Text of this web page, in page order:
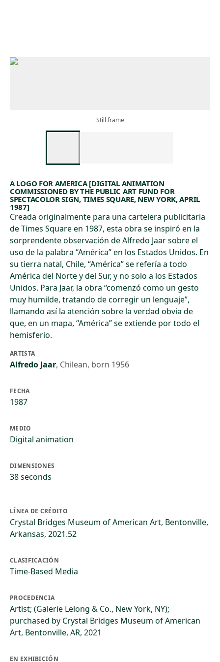
Still frame
A LOGO FOR AMERICA [DIGITAL ANIMATION
COMMISSIONED BY THE PUBLIC ART FUND FOR
SPECTACOLOR SIGN, TIMES SQUARE, NEW YORK, APRIL
1987]
Creada originalmente para una cartelera publicitaria
de Times Square en 1987, esta obra se inspiró en la
sorprendente observación de Alfredo Jaar sobre el
uso de la palabra “América” en los Estados Unidos. En
su tierra natal, Chile, “América” se refería a todo
América del Norte y del Sur, y no solo a los Estados
Unidos. Para Jaar, la obra “comenzó como un gesto
muy humilde, tratando de corregir un lenguaje”,
llamando así la atención sobre la verdad obvia de
que, en un mapa, “América” se extiende por todo el
hemisferio.
ARTISTA
Alfredo Jaar, Chilean, born 1956
FECHA
1987
MEDIO
Digital animation
DIMENSIONES
38 seconds
LÍNEA DE CRÉDITO
Crystal Bridges Museum of American Art, Bentonville,
Arkansas, 2021.52
CLASIFICACIÓN
Time-Based Media
PROCEDENCIA
Artist; (Galerie Lelong & Co., New York, NY);
purchased by Crystal Bridges Museum of American
Art, Bentonville, AR, 2021
EN EXHIBICIÓN